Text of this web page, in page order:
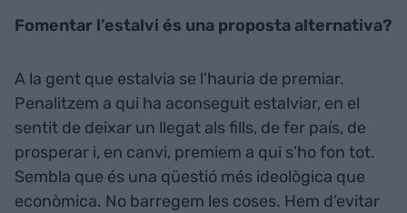
Fomentar l’estalvi és una proposta alternativa?
A la gent que estalvia se l'hauria de premiar.
Penalitzem a qui ha aconseguit estalviar, en el
sentit de deixar un llegat als fills, de fer país, de
prosperar i, en canvi, premiem a qui s’ho fon tot.
Sembla que és una qüestió més ideològica que
econòmica. No barregem les coses. Hem d’evitar